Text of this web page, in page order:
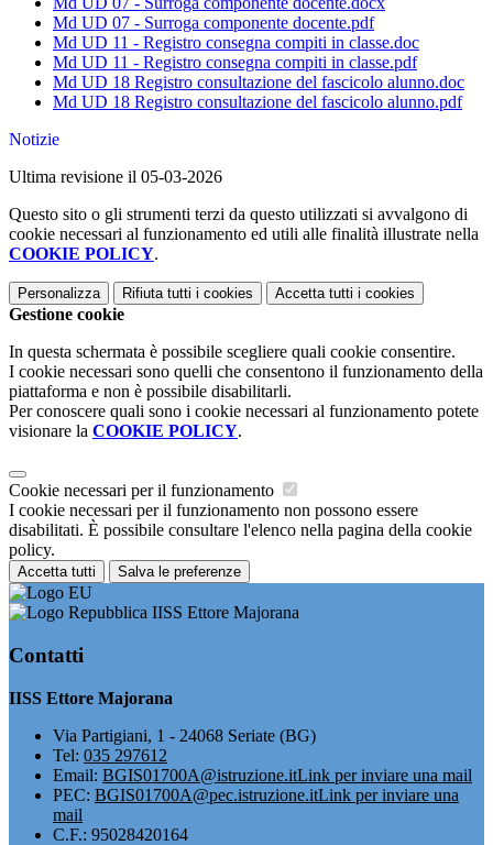
Md UD 07 - Surroga componente docente.pdf
Md UD 11 - Registro consegna compiti in classe.doc
Md UD 11 - Registro consegna compiti in classe.pdf
Md UD 18 Registro consultazione del fascicolo alunno.doc
Md UD 18 Registro consultazione del fascicolo alunno.pdf
Notizie
Ultima revisione il 05-03-2026
Questo sito o gli strumenti terzi da questo utilizzati si avvalgono di
cookie necessari al funzionamento ed utili alle finalità illustrate nella
COOKIE POLICY.
Personalizza Rifiuta tutti i cookies Accetta tutti i cookies
Gestione cookie
In questa schermata è possibile scegliere quali cookie consentire.
I cookie necessari sono quelli che consentono il funzionamento della
piattaforma e non è possibile disabilitarli.
Per conoscere quali sono i cookie necessari al funzionamento potete
visionare la COOKIE POLICY.
Cookie necessari per il funzionamento
I cookie necessari per il funzionamento non possono essere
disabilitati. È possibile consultare l'elenco nella pagina della cookie
policy.
Accetta tutti Salva le preferenze
IISS Ettore Majorana
Contatti
IISS Ettore Majorana
Via Partigiani, 1 - 24068 Seriate (BG)
Tel: 035 297612
Email: BGIS01700A@istruzione.itLink per inviare una mail
PEC: BGIS01700A@pec.istruzione.itLink per inviare una
mail
C.F.: 95028420164